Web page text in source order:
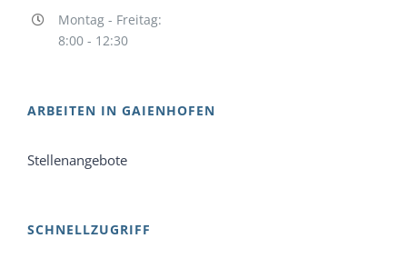
Montag - Freitag:
8:00 - 12:30
ARBEITEN IN GAIENHOFEN
Stellenangebote
SCHNELLZUGRIFF